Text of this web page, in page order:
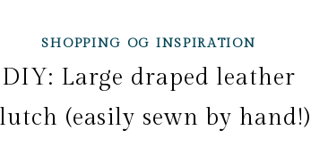
SHOPPING OG INSPIRATION
DIY: Large draped leather
(easily sewn by hand!)